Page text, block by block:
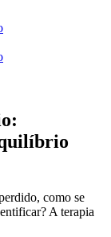
como se
A terapia